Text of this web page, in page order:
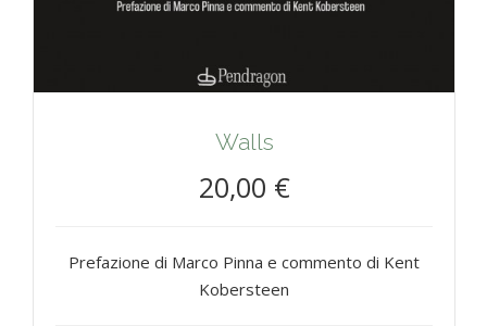
Walls
20,00 €
Prefazione di Marco Pinna e commento di Kent
Kobersteen